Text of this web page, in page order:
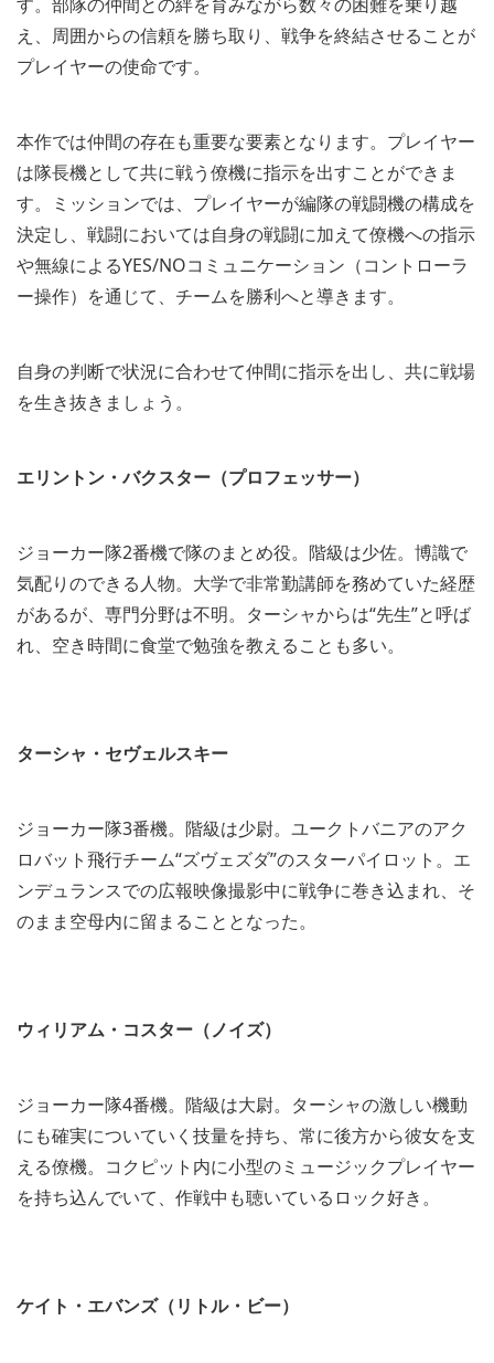
え、周囲からの信頼を勝ち取り、戦争を終結させることが
プレイヤーの使命です。
本作では仲間の存在も重要な要素となります。プレイヤー
は隊長機として共に戦う僚機に指示を出すことができま
す。ミッションでは、プレイヤーが編隊の戦闘機の構成を
決定し、戦闘においては自身の戦闘に加えて僚機への指示
や無線によるYES/NOコミュニケーション（コントローラ
ー操作）を通じて、チームを勝利へと導きます。
自身の判断で状況に合わせて仲間に指示を出し、共に戦場
を生き抜きましょう。
エリントン・バクスター（プロフェッサー）
ジョーカー隊2番機で隊のまとめ役。階級は少佐。博識で
気配りのできる人物。大学で非常勤講師を務めていた経歴
があるが、専門分野は不明。ターシャからは“先生”と呼ば
れ、空き時間に食堂で勉強を教えることも多い。
ターシャ・セヴェルスキー
ジョーカー隊3番機。階級は少尉。ユークトバニアのアク
ロバット飛行チーム“ズヴェズダ”のスターパイロット。エ
ンデュランスでの広報映像撮影中に戦争に巻き込まれ、そ
のまま空母内に留まることとなった。
ウィリアム・コスター（ノイズ）
ジョーカー隊4番機。階級は大尉。ターシャの激しい機動
にも確実についていく技量を持ち、常に後方から彼女を支
える僚機。コクピット内に小型のミュージックプレイヤー
を持ち込んでいて、作戦中も聴いているロック好き。
ケイト・エバンズ（リトル・ビー）